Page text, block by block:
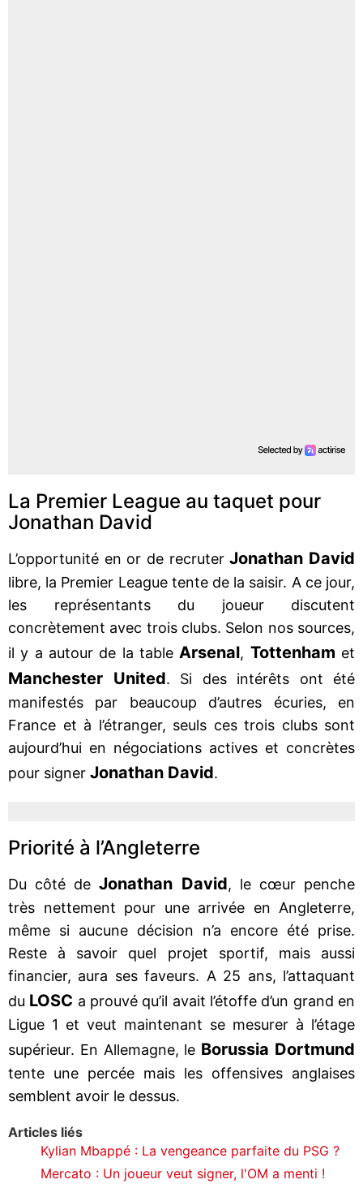
La Premier League au taquet pour
Jonathan David
L’opportunité en or de recruterJonathan David
libre, la Premier League tente de la saisir. A ce jour,
les représentants du joueur discutent
concrètement avec trois clubs. Selon nos sources,
il y a autour de la table Arsenal, Tottenham et
Manchester United. Si des intérêts ont été
manifestés par beaucoup d’autres écuries, en
France et à l’étranger, seuls ces trois clubs sont
aujourd’hui en négociations actives et concrètes
pour signer Jonathan David.
Priorité à l’Angleterre
Du côté deJonathan David, le cœur penche
très nettement pour une arrivée en Angleterre,
même si aucune décision n’a encore été prise.
Reste à savoir quel projet sportif, mais aussi
financier, aura ses faveurs. A 25 ans, l’attaquant
du LOSC a prouvé qu’il avait l’étoffe d’un grand en
Ligue 1 et veut maintenant se mesurer à l’étage
supérieur. En Allemagne, le Borussia Dortmund
tente une percée mais les offensives anglaises
semblent avoir le dessus.
Articles liés
Kylian Mbappé : La vengeance parfaite du PSG ?
Mercato : Un joueur veut signer, l'OM a menti !